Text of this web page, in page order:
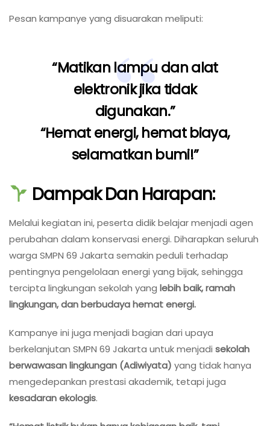
Pesan kampanye yang disuarakan meliputi:
“Matikan lampu dan alat
elektronik jika tidak
digunakan.”
“Hemat energi, hemat biaya,
selamatkan bumi!”
Dampak Dan Harapan:
Melalui kegiatan ini, peserta didik belajar menjadi agen
perubahan dalam konservasi energi. Diharapkan seluruh
warga SMPN 69 Jakarta semakin peduli terhadap
pentingnya pengelolaan energi yang bijak, sehingga
tercipta lingkungan sekolah yang lebih baik, ramah
lingkungan, dan berbudaya hemat energi.
Kampanye ini juga menjadi bagian dari upaya
berkelanjutan SMPN 69 Jakarta untuk menjadi sekolah
berwawasan lingkungan (Adiwiyata) yang tidak hanya
mengedepankan prestasi akademik, tetapi juga
kesadaran ekologis.